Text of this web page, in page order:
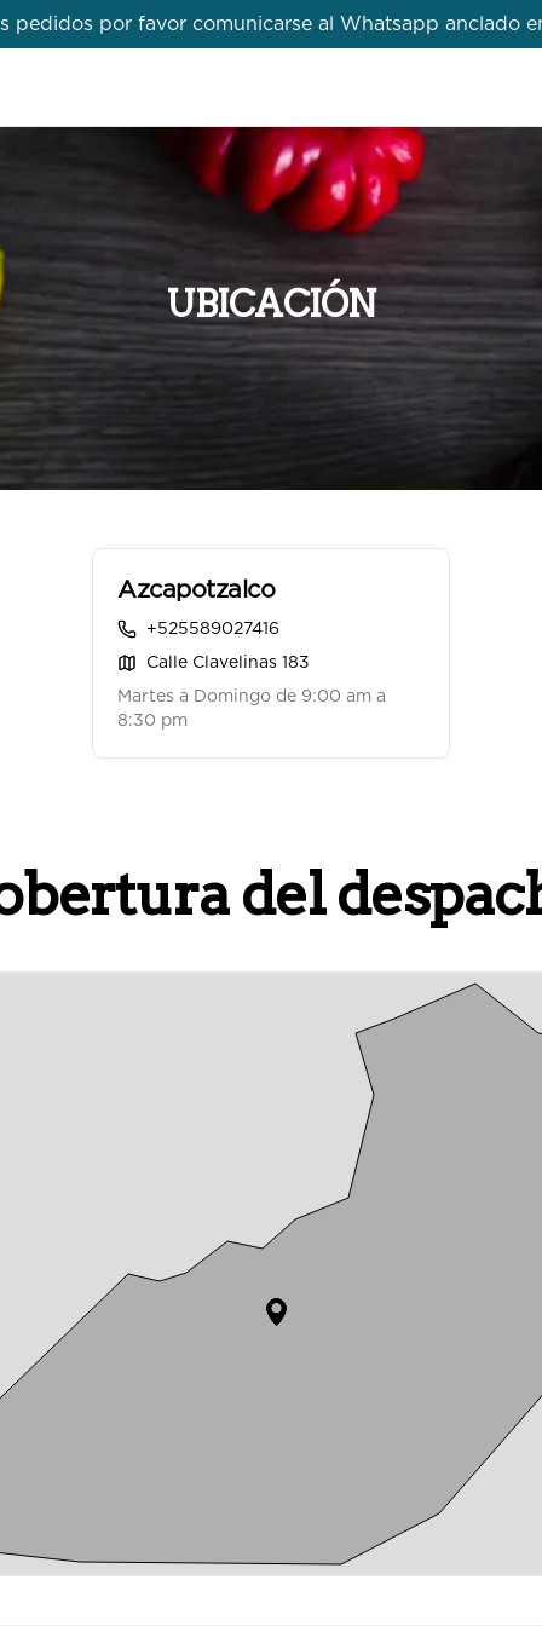
pedidos por favor comunicarse al Whatsapp anclado
UBICACIÓN
Azcapotzalco
+525589027416
Calle Clavelinas 183
Martes a Domingo de 9:00 am a
8:30 pm
del